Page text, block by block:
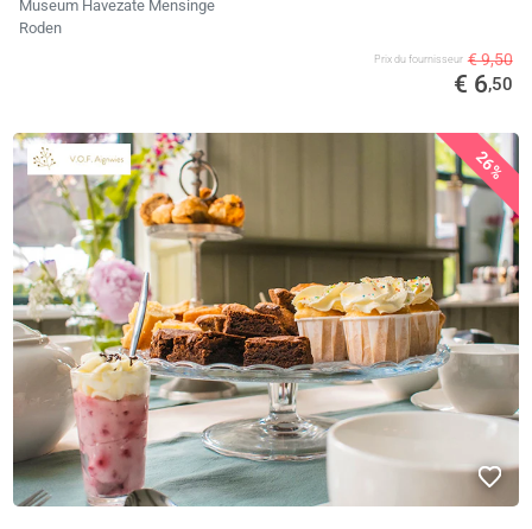
Museum Havezate Mensinge
Roden
Prix ​​du fournisseur € 9,50
€ 6,50
26%